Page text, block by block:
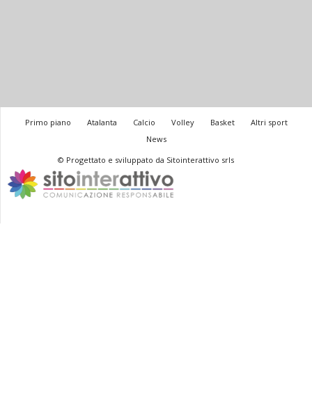
Primo piano Atalanta Calcio Volley Basket
Altri sport
News
© Progettato e sviluppato da Sitointerattivo srls